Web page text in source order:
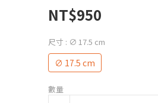
NT$950
尺寸 : ∅ 17.5 cm
∅ 17.5 cm
數量